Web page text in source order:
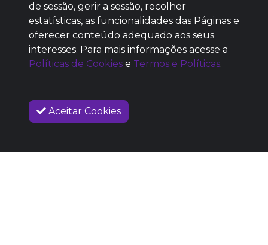
SEM REPUTAÇÃO
DEFINIDA
de sessão, gerir a sessão, recolher
estatísticas, as funcionalidades das Páginas e
oferecer conteúdo adequado aos seus
interesses. Para mais informações acesse a
Políticas de Cookies e Termos e Políticas.
Aceitar Cookies